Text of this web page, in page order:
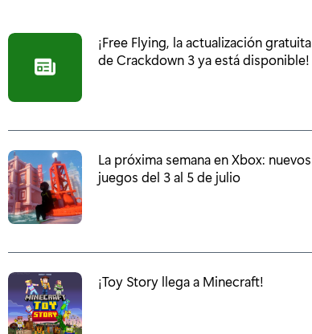
¡Free Flying, la actualización gratuita
de Crackdown 3 ya está disponible!
La próxima semana en Xbox: nuevos
juegos del 3 al 5 de julio
¡Toy Story llega a Minecraft!